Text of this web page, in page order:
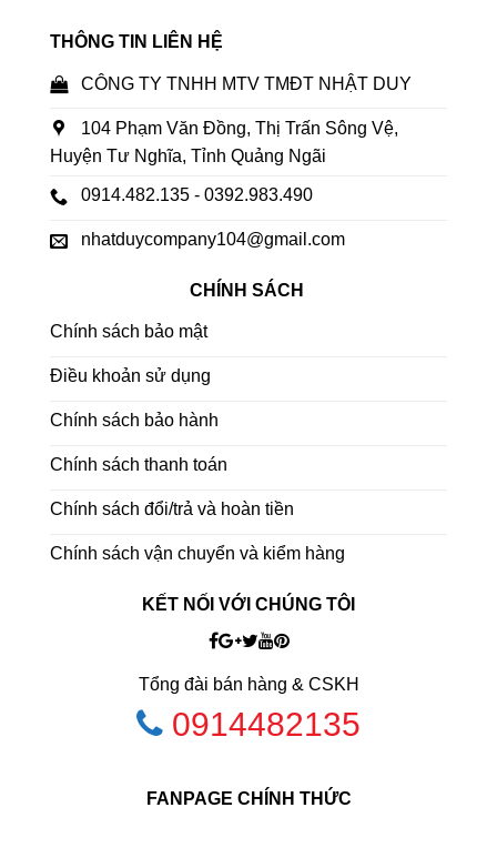
THÔNG TIN LIÊN HỆ
CÔNG TY TNHH MTV TMĐT NHẬT DUY
104 Phạm Văn Đồng, Thị Trấn Sông Vệ,
Huyện Tư Nghĩa, Tỉnh Quảng Ngãi
0914.482.135 - 0392.983.490
nhatduycompany104@gmail.com
CHÍNH SÁCH
Chính sách bảo mật
Điều khoản sử dụng
Chính sách bảo hành
Chính sách thanh toán
Chính sách đổi/trả và hoàn tiền
Chính sách vận chuyển và kiểm hàng
KẾT NỐI VỚI CHÚNG TÔI
Tổng đài bán hàng & CSKH
0914482135
FANPAGE CHÍNH THỨC